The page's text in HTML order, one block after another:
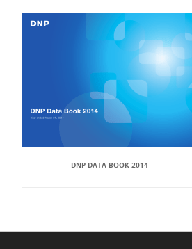
DNP DATA BOOK 2014